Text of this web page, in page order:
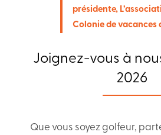
présidente,
Colonie de vacances
Joignez-vous à
2026
Que vous soyez golfeur,